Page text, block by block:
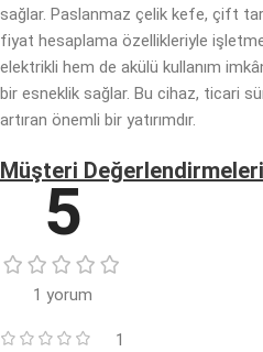
sağlar. Paslanmaz çelik kefe, çift
fiyat hesaplama özellikleriyle
elektrikli hem de akülü kullanım
bir esneklik sağlar. Bu cihaz, ticari
artıran önemli bir yatırımdır.
Müşteri Değerlendirmeleri
5
1 yorum
1